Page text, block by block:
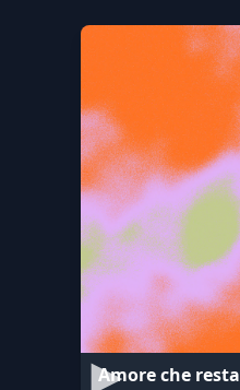
Amore che resta